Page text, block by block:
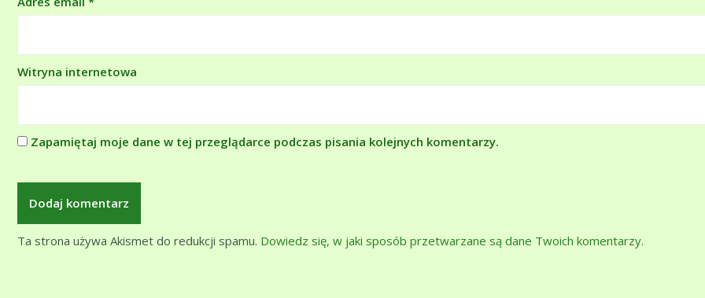
Witryna internetowa
Zapamiętaj moje dane w tej przeglądarce podczas pisania kolejnych komentarzy.
Ta strona używa Akismet do redukcji spamu. Dowiedz się, w jaki sposób przetwarzane są dane Twoich komentarzy.